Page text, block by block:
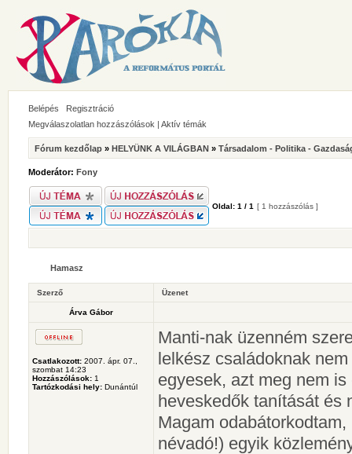
Belépés
Regisztráció
Megválaszolatlan hozzászólások | Aktív témák
Fórum kezdőlap » HELYÜNK A VILÁGBAN » Társadalom - Politika -
Moderátor: Fony
Oldal: 1 / 1 [ 1 hozzászólás ]
Hamasz
Szerző Üzenet
Árva Gábor
Csatlakozott: 2007. ápr. 07.,
szombat 14:23
Hozzászólások: 1
Tartózkodási hely: Dunántúl
Manti-nak üzenném
lelkész családoknak
egyesek, azt meg nem
heveskedők tanítását és
Magam
névadó!) egyik